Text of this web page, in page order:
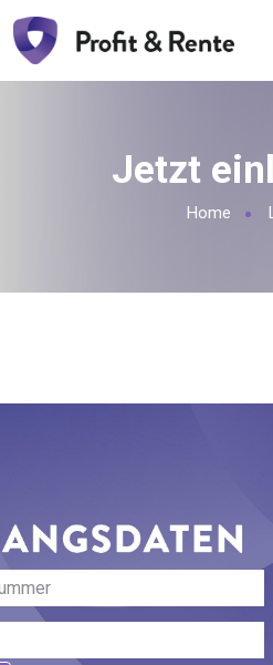
Jetzt
Home